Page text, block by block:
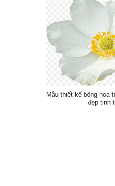
Mẫu thiết kế bông hoa
đẹp tinh